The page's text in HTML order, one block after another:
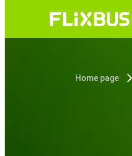
Home page